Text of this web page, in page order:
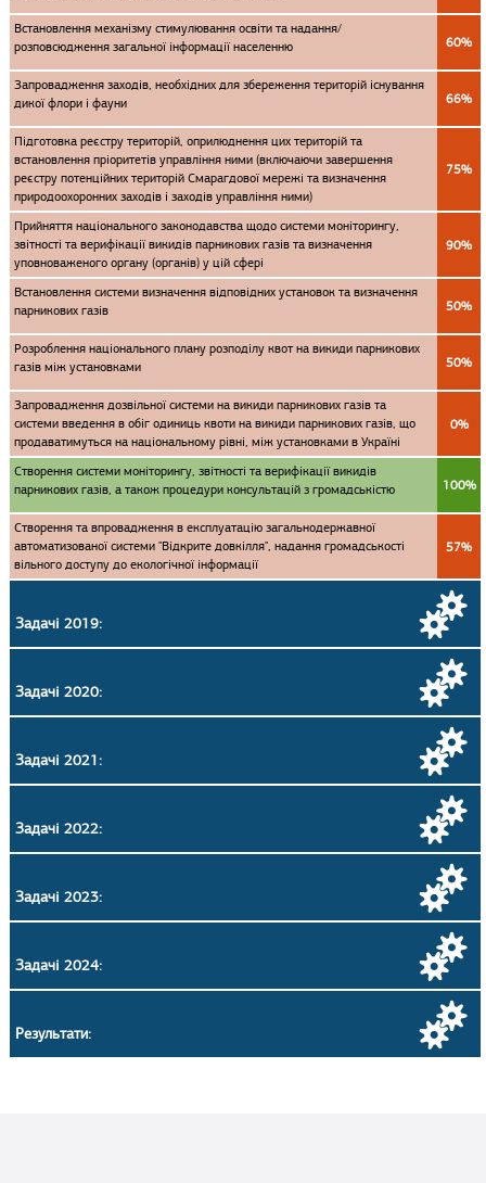
Встановлення механізму стимулювання освіти та надання/
розповсюдження загальної інформації населенню
60%
Запровадження заходів, необхідних для збереження територій існування
дикої флори і фауни
66%
Підготовка реєстру територій, оприлюднення цих територій та
встановлення пріоритетів управління ними (включаючи завершення
реєстру потенційних територій Смарагдової мережі та визначення
природоохоронних заходів і заходів управління ними)
75%
Прийняття національного законодавства щодо системи моніторингу,
звітності та верифікації викидів парникових газів та визначення
уповноваженого органу (органів) у цій сфері
90%
Встановлення системи визначення відповідних установок та визначення
парникових газів
50%
Розроблення національного плану розподілу квот на викиди парникових
газів між установками
50%
Запровадження дозвільної системи на викиди парникових газів та
системи введення в обіг одиниць квоти на викиди парникових газів, що
продаватимуться на національному рівні, між установками в Україні
0%
Створення системи моніторингу, звітності та верифікації викидів
парникових газів, а також процедури консультацій з громадськістю
100%
Створення та впровадження в експлуатацію загальнодержавної
автоматизованої системи "Відкрите довкілля", надання громадськості
вільного доступу до екологічної інформації
57%
Задачі 2019:
Задачі 2020:
Задачі 2021:
Задачі 2022:
Задачі 2023:
Задачі 2024:
Результати: